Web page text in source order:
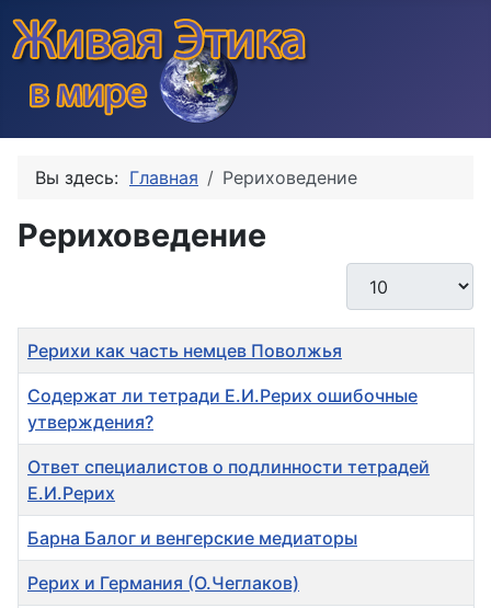
Вы здесь: Главная Рериховедение
Рериховедение
Кол-во строк:
Заголовок
Рерихи как часть немцев Поволжья
Содержат ли тетради Е.И.Рерих ошибочные
утверждения?
Ответ специалистов о подлинности тетрадей
Е.И.Рерих
Барна Балог и венгерские медиаторы
Рерих и Германия (О.Чеглаков)